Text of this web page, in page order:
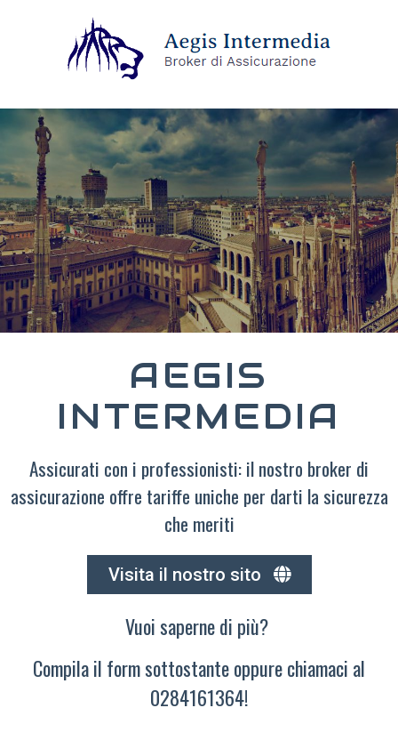
AEGIS
INTERMEDIA
Assicurati con i professionisti: il nostro broker di
assicurazione offre tariffe uniche per darti la sicurezza
che meriti
Visita il nostro sito
Vuoi saperne di più?
Compila il form sottostante oppure chiamaci al
0284161364!